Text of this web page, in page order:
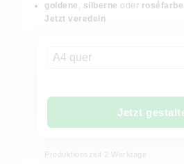
goldene , silberne oder
Jetzt veredeln
A4 quer
Jetzt
Produktionszeit 2 Werktage